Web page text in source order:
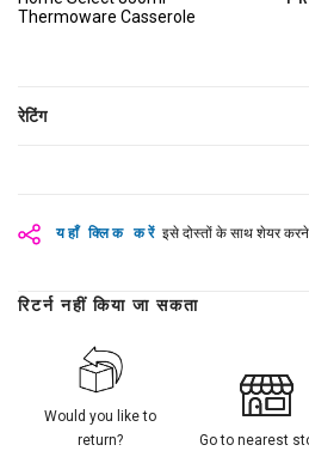
Thermoware Casserole
रेटिंग
यहाँ क्लिक करें इसे दोस्तों के साथ शेयर
रिटर्न नहीं किया जा सकता
Would you like to
return?
Go to nearest